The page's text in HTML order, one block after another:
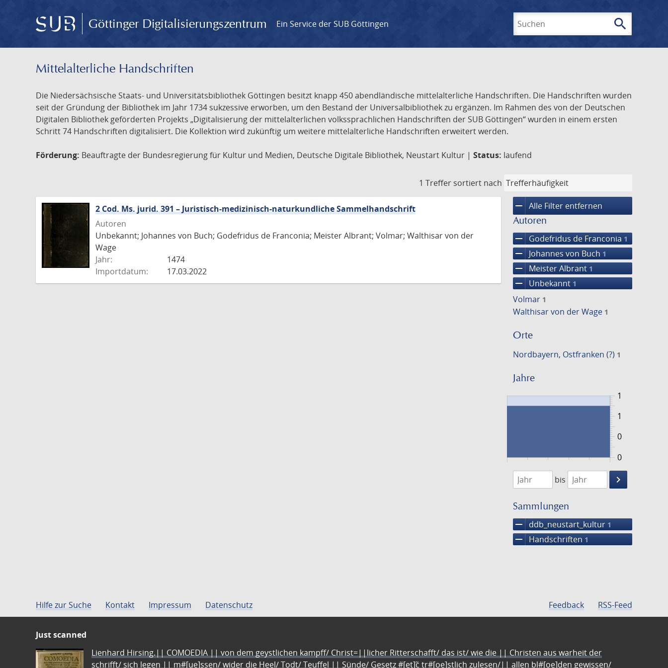
Göttinger Digitalisierungszentrum Ein Service der SUB Göttingen search
Mittelalterliche Handschriften
Die Niedersächsische Staats- und Universitätsbibliothek Göttingen besitzt knapp 450 abendländische mittelalterliche Handschriften. Die Handschriften wurden
seit der Gründung der Bibliothek im Jahr 1734 sukzessive erworben, um den Bestand der Universalbibliothek zu ergänzen. Im Rahmen des von der Deutschen
Digitalen Bibliothek geförderten Projekts „Digitalisierung der mittelalterlichen volkssprachlichen Handschriften der SUB Göttingen“ wurden in einem ersten
Schritt 74 Handschriften digitalisiert. Die Kollektion wird zukünftig um weitere mittelalterliche Handschriften erweitert werden.
Förderung: Beauftragte der Bundesregierung für Kultur und Medien, Deutsche Digitale Bibliothek, Neustart Kultur | Status: laufend
1 Treffer sortiert nach
remove Alle Filter entfernen
Autoren
remove Godefridus de Franconia 1
remove Johannes von Buch 1
remove Meister Albrant 1
remove Unbekannt 1
Volmar 1
Walthisar von der Wage 1
Orte
Nordbayern, Ostfranken (?) 1
Jahre
0
1
0
1
1474
1475
bis
keyboard_arrow_right
Suche
Sammlungen
remove ddb_neustart_kultur 1
remove Handschriften 1
2 Cod. Ms. jurid. 391 – Juristisch-medizinisch-naturkundliche Sammelhandschrift
Autoren
Unbekannt; Johannes von Buch; Godefridus de Franconia; Meister Albrant; Volmar; Walthisar von der
Wage
Jahr:
1474
Importdatum:
17.03.2022
Hilfe zur Suche Kontakt Impressum Datenschutz Feedback RSS-Feed
Just scanned
Lienhard Hirsing.|| COMOEDIA || von dem geystlichen kampff/ Christ=||licher Ritterschafft/ das ist/ wie die || Christen aus warheit der
schrifft/ sich legen || m#[ue]ssen/ wider die Heel/ Todt/ Teuffel || Sünde/ Gesetz #[et]c̃ tr#[oe]stlich zulesen/|| allen bl#[oe]den gewissen/